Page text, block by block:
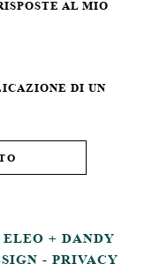
AL MIO
DI UN
+ DANDY
- PRIVACY